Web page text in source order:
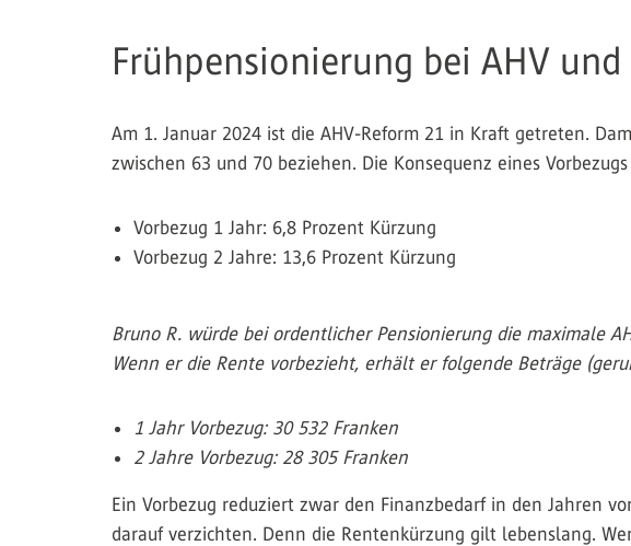
Frühpensionierung bei AHV und
Am 1. Januar 2024 ist die AHV-Reform 21 in Kraft getreten.
zwischen 63 und 70 beziehen. Die Konsequenz eines
Vorbezug 1 Jahr: 6,8 Prozent Kürzung
Vorbezug 2 Jahre: 13,6 Prozent Kürzung
Bruno R. würde bei ordentlicher Pensionierung die maximale
Wenn er die Rente vorbezieht, erhält er folgende Beträge
1 Jahr Vorbezug: 30 532 Franken
2 Jahre Vorbezug: 28 305 Franken
Ein Vorbezug reduziert zwar den Finanzbedarf in den Jahren
darauf verzichten. Denn die Rentenkürzung gilt lebenslang.